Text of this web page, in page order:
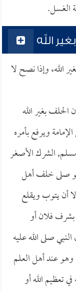
الغسل.
الله
الله، وإذا نصح لا
بغير الله
ويرفع بأمره
الشرك الأصغر
صلى خلف أهل
أن يتوب ويقلع
بشرف فلان أو
صلى الله عليه
عند أهل العلم
تعظيم الله أو